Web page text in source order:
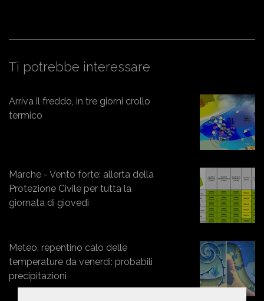
Ti potrebbe interessare
Arriva il freddo, in tre giorni crollo
termico
Marche - Vento forte: allerta della
Protezione Civile per tutta la
giornata di giovedì
Meteo. repentino calo delle
temperature da venerdì: probabili
precipitazioni